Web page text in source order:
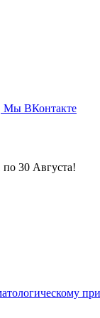
Мы ВКонтакте
по 30 Августа!